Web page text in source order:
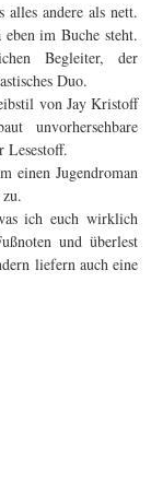
alles andere als nett.
im Buche steht.
Begleiter, der
Duo.
von Jay Kristoff
unvorhersehbare
Lesestoff.
einen Jugendroman
ich euch wirklich
und überlest
liefern auch eine